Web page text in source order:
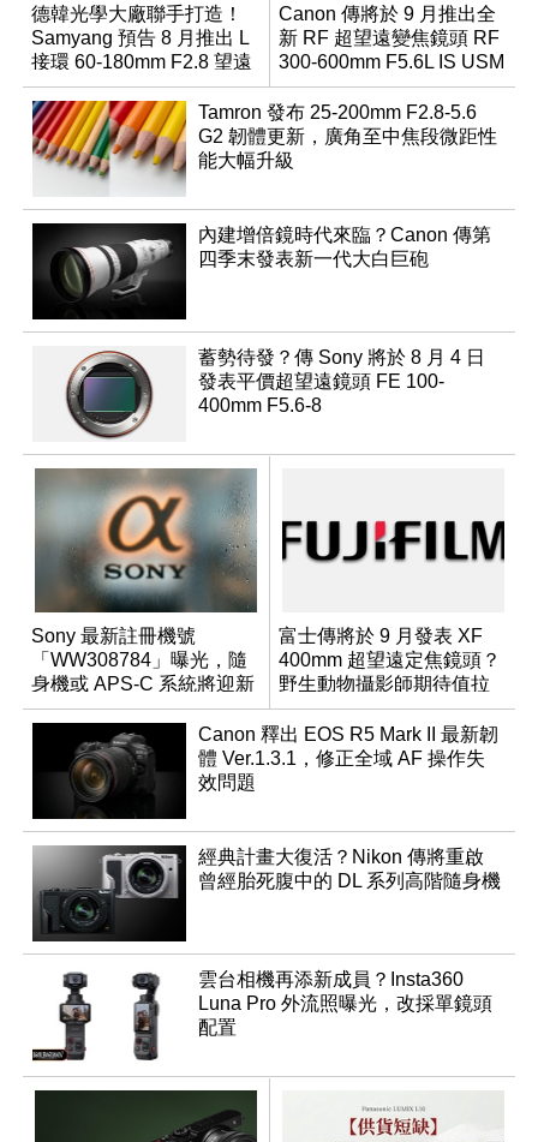
德韓光學大廠聯手打造！
Samyang 預告 8 月推出 L
接環 60-180mm F2.8 望遠
變焦鏡
Canon 傳將於 9 月推出全
新 RF 超望遠變焦鏡頭 RF
300-600mm F5.6L IS USM
Tamron 發布 25-200mm F2.8-5.6
G2 韌體更新，廣角至中焦段微距性
能大幅升級
內建增倍鏡時代來臨？Canon 傳第
四季末發表新一代大白巨砲
蓄勢待發？傳 Sony 將於 8 月 4 日
發表平價超望遠鏡頭 FE 100-
400mm F5.6-8
Sony 最新註冊機號
「WW308784」曝光，隨
身機或 APS-C 系統將迎新
成員？
富士傳將於 9 月發表 XF
400mm 超望遠定焦鏡頭？
野生動物攝影師期待值拉
滿
Canon 釋出 EOS R5 Mark II 最新韌
體 Ver.1.3.1，修正全域 AF 操作失
效問題
經典計畫大復活？Nikon 傳將重啟
曾經胎死腹中的 DL 系列高階隨身機
雲台相機再添新成員？Insta360
Luna Pro 外流照曝光，改採單鏡頭
配置